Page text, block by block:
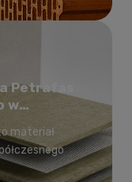
Petrafas
w
materiał